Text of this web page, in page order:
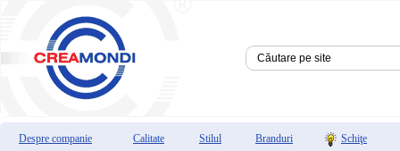
Despre companie Calitate Stilul Branduri Schiţe